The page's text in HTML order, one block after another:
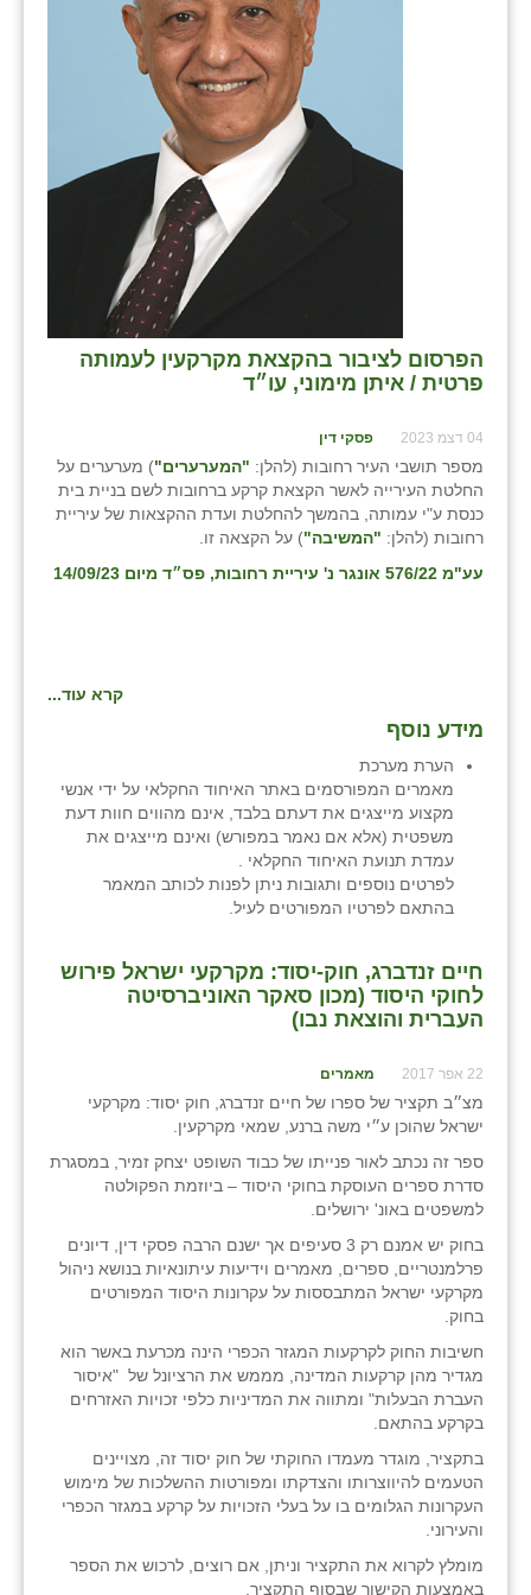
הפרסום לציבור בהקצאת מקרקעין לעמותה
פרטית / איתן מימוני, עו״ד
04 דצמ 2023 פסקי דין
מספר תושבי העיר רחובות (להלן: "המערערים") מערערים על
החלטת העירייה לאשר הקצאת קרקע ברחובות לשם בניית בית
כנסת ע"י עמותה, בהמשך להחלטת ועדת ההקצאות של עיריית
רחובות (להלן: "המשיבה") על הקצאה זו.
עע"מ 576/22 אונגר נ' עיריית רחובות
, פס״ד מיום 14/09/23
קרא עוד...
מידע נוסף
הערת מערכת
מאמרים המפורסמים באתר האיחוד החקלאי על ידי אנשי
מקצוע מייצגים את דעתם בלבד, אינם מהווים חוות דעת
משפטית (אלא אם נאמר במפורש) ואינם מייצגים את
עמדת תנועת האיחוד החקלאי .
לפרטים נוספים ותגובות ניתן לפנות לכותב המאמר
בהתאם לפרטיו המפורטים לעיל.
חיים זנדברג, חוק-יסוד: מקרקעי ישראל פירוש
לחוקי היסוד (מכון סאקר האוניברסיטה
העברית והוצאת נבו)
22 אפר 2017 מאמרים
מצ״ב תקציר של ספרו של חיים זנדברג, חוק יסוד: מקרקעי
ישראל שהוכן ע״י משה ברנע, שמאי מקרקעין.
ספר זה נכתב לאור פנייתו של כבוד השופט יצחק זמיר, במסגרת
סדרת ספרים העוסקת בחוקי היסוד – ביוזמת הפקולטה
למשפטים באונ' ירושלים.
בחוק יש אמנם רק 3 סעיפים אך ישנם הרבה פסקי דין, דיונים
פרלמנטריים, ספרים, מאמרים וידיעות עיתונאיות בנושא ניהול
מקרקעי ישראל המתבססות על עקרונות היסוד המפורטים
בחוק.
חשיבות החוק לקרקעות המגזר הכפרי הינה מכרעת באשר הוא
מגדיר מהן קרקעות המדינה, מממש את הרציונל של "איסור
העברת הבעלות" ומתווה את המדיניות כלפי זכויות האזרחים
בקרקע בהתאם.
בתקציר, מוגדר מעמדו החוקתי של חוק יסוד זה, מצויינים
הטעמים להיווצרותו והצדקתו ומפורטות ההשלכות של מימוש
העקרונות הגלומים בו על בעלי הזכויות על קרקע במגזר הכפרי
והעירוני.
מומלץ לקרוא את התקציר וניתן, אם רוצים, לרכוש את הספר
באמצעות הקישור שבסוף התקציר.
גני יהודה
ורד יריחו
דקל
חרב לאת
יבול (מורג)
כפר אביב
כפר ביאליק
כפר הרי״ף
כפר מישר
כפר מע״ש
כפר מרדכי
כפר סבא (אגרא)
כפר שמריהו
מגשימים
מישר
מכורה
מנחמיה